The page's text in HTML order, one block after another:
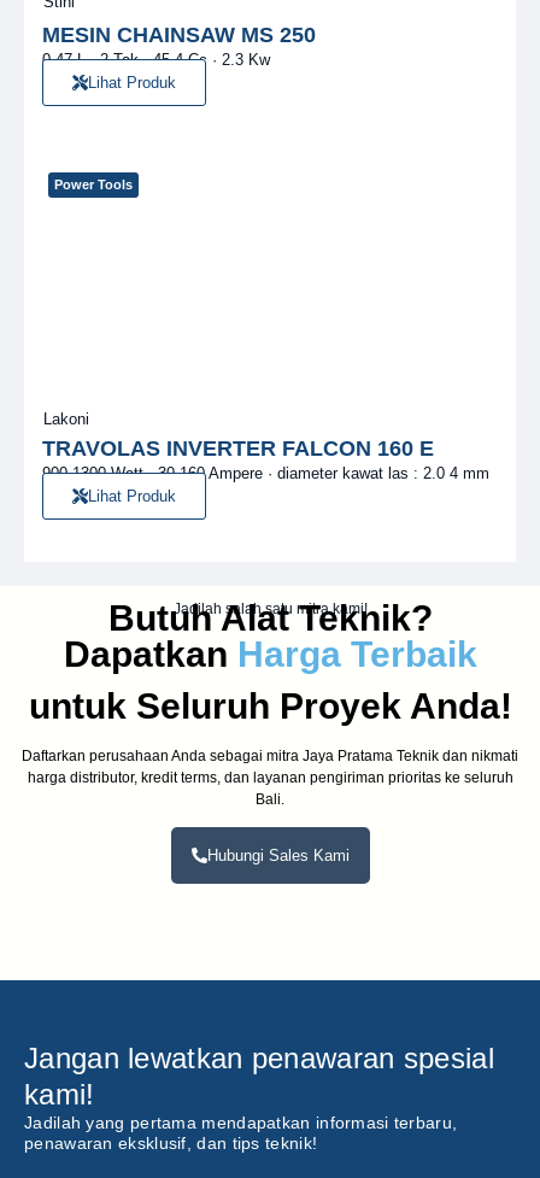
MESIN CHAINSAW MS 250
0.47 L · 2 Tak · 45.4 Cc · 2.3 Kw
Lihat Produk
TRAVOLAS INVERTER FALCON 160 E
900 1300 Watt · 30 160 Ampere · diameter kawat las : 2.0 4 mm
Lihat Produk
Lakoni
Power Tools
Jadilah salah satu mitra kami!
Butuh Alat Teknik?
Dapatkan Harga Terbaik
untuk Seluruh Proyek Anda!
Daftarkan perusahaan Anda sebagai mitra Jaya Pratama Teknik dan nikmati
harga distributor, kredit terms, dan layanan pengiriman prioritas ke seluruh
Bali.
Hubungi Sales Kami
Jangan lewatkan penawaran spesial
kami!
Jadilah yang pertama mendapatkan informasi terbaru,
penawaran eksklusif, dan tips teknik!